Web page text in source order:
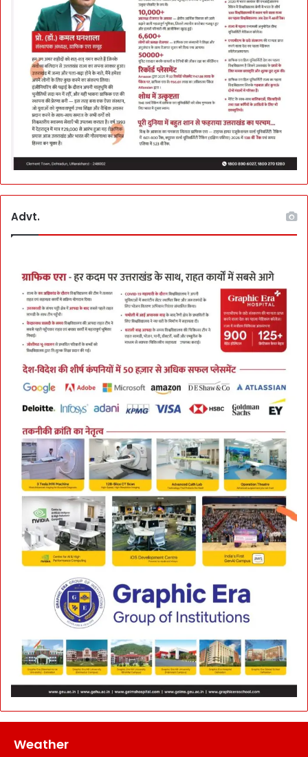
Advt.
Weather